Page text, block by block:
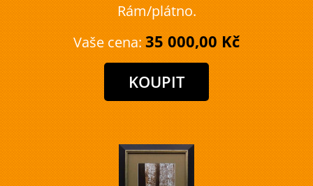
Rám/plátno.
Vaše cena: 35 000,00 Kč